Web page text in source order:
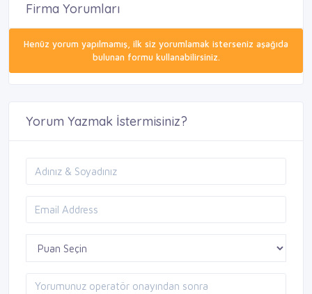
Firma Yorumları
Henüz yorum yapılmamış, ilk siz yorumlamak isterseniz aşağıda
bulunan formu kullanabilirsiniz.
Yorum Yazmak İstermisiniz?